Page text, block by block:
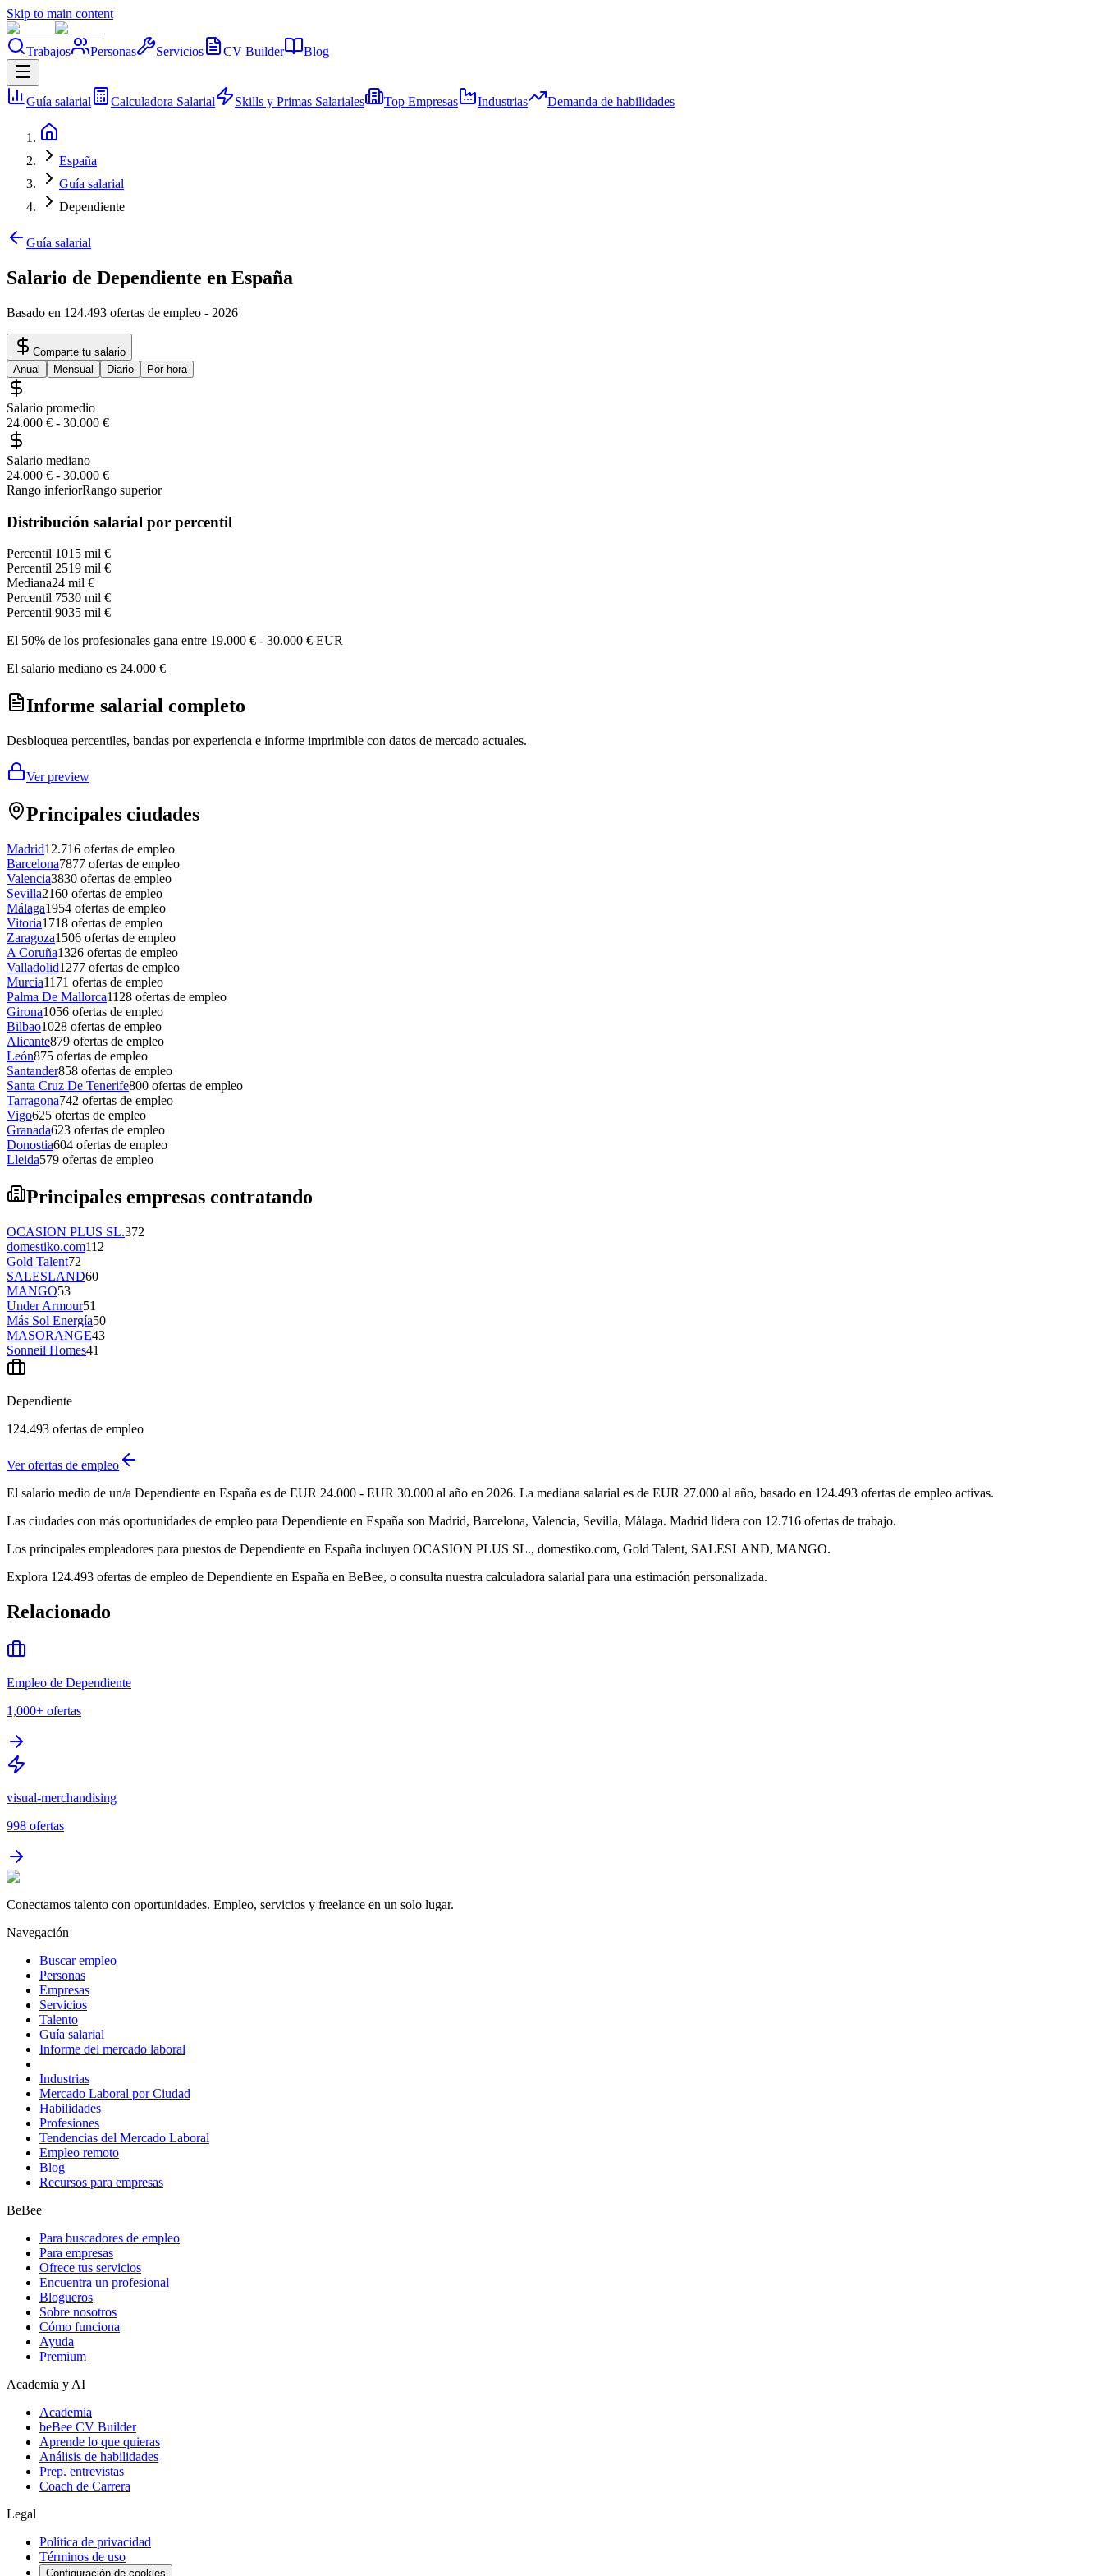
Skip to main content
Trabajos Personas Servicios CV Builder Blog
Guía salarial Calculadora Salarial Skills y Primas Salariales Top Empresas Industrias Demanda de habilidades
España
Guía salarial
Dependiente
Guía salarial
Salario de Dependiente en España
Basado en 124.493 ofertas de empleo - 2026
Comparte tu salario
Anual
Mensual Diario Por hora
Salario promedio
24.000 € - 30.000 €
Salario mediano
24.000 € - 30.000 €
Rango inferiorRango superior
Distribución salarial por percentil
Percentil 1015 mil €
Percentil 2519 mil €
Mediana24 mil €
Percentil 7530 mil €
Percentil 9035 mil €
El 50% de los profesionales gana entre 19.000 € - 30.000 € EUR
El salario mediano es 24.000 €
Informe salarial completo
Desbloquea percentiles, bandas por experiencia e informe imprimible con datos de mercado actuales.
Ver preview
Principales ciudades
Madrid12.716 ofertas de empleo
Barcelona7877 ofertas de empleo
Valencia3830 ofertas de empleo
Sevilla2160 ofertas de empleo
Málaga1954 ofertas de empleo
Vitoria1718 ofertas de empleo
Zaragoza1506 ofertas de empleo
A Coruña1326 ofertas de empleo
Valladolid1277 ofertas de empleo
Murcia1171 ofertas de empleo
Palma De Mallorca1128 ofertas de empleo
Girona1056 ofertas de empleo
Bilbao1028 ofertas de empleo
Alicante879 ofertas de empleo
León875 ofertas de empleo
Santander858 ofertas de empleo
Santa Cruz De Tenerife800 ofertas de empleo
Tarragona742 ofertas de empleo
Vigo625 ofertas de empleo
Granada623 ofertas de empleo
Donostia604 ofertas de empleo
Lleida579 ofertas de empleo
Principales empresas contratando
OCASION PLUS SL.372
domestiko.com112
Gold Talent72
SALESLAND60
MANGO53
Under Armour51
Más Sol Energía50
MASORANGE43
Sonneil Homes41
Dependiente
124.493 ofertas de empleo
Ver ofertas de empleo
El salario medio de un/a Dependiente en España es de EUR 24.000 - EUR 30.000 al año en 2026. La mediana salarial es de EUR 27.000 al año, basado en 124.493 ofertas de empleo activas.
Las ciudades con más oportunidades de empleo para Dependiente en España son Madrid, Barcelona, Valencia, Sevilla, Málaga. Madrid lidera con 12.716 ofertas de trabajo.
Los principales empleadores para puestos de Dependiente en España incluyen OCASION PLUS SL., domestiko.com, Gold Talent, SALESLAND, MANGO.
Explora 124.493 ofertas de empleo de Dependiente en España en BeBee, o consulta nuestra calculadora salarial para una estimación personalizada.
Relacionado
Empleo de Dependiente
1,000+ ofertas
visual-merchandising
998 ofertas
Conectamos talento con oportunidades. Empleo, servicios y freelance en un solo lugar.
Navegación
Buscar empleo
Personas
Empresas
Servicios
Talento
Guía salarial
Informe del mercado laboral
Industrias
Mercado Laboral por Ciudad
Habilidades
Profesiones
Tendencias del Mercado Laboral
Empleo remoto
Blog
Recursos para empresas
BeBee
Para buscadores de empleo
Para empresas
Ofrece tus servicios
Encuentra un profesional
Blogueros
Sobre nosotros
Cómo funciona
Ayuda
Premium
Academia y AI
Academia
beBee CV Builder
Aprende lo que quieras
Análisis de habilidades
Prep. entrevistas
Coach de Carrera
Legal
Política de privacidad
Términos de uso
Configuración de cookies